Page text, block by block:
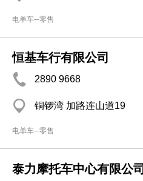
电单车─零售
恒基车行有限公司
2890 9668
铜锣湾 加路连山道19
电单车─零售
泰力摩托车中心有限公司